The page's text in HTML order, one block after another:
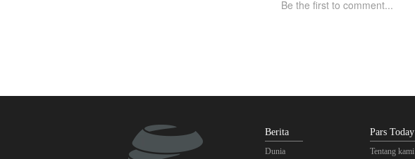
Berita
Dunia
Pars Today
Tentang kami